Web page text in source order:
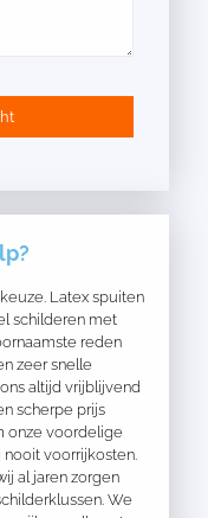
Latex spuiten
schilderen met
reden
zeer snelle
altijd vrijblijvend
scherpe prijs
onze voordelige
voorrijkosten.
al jaren zorgen
We